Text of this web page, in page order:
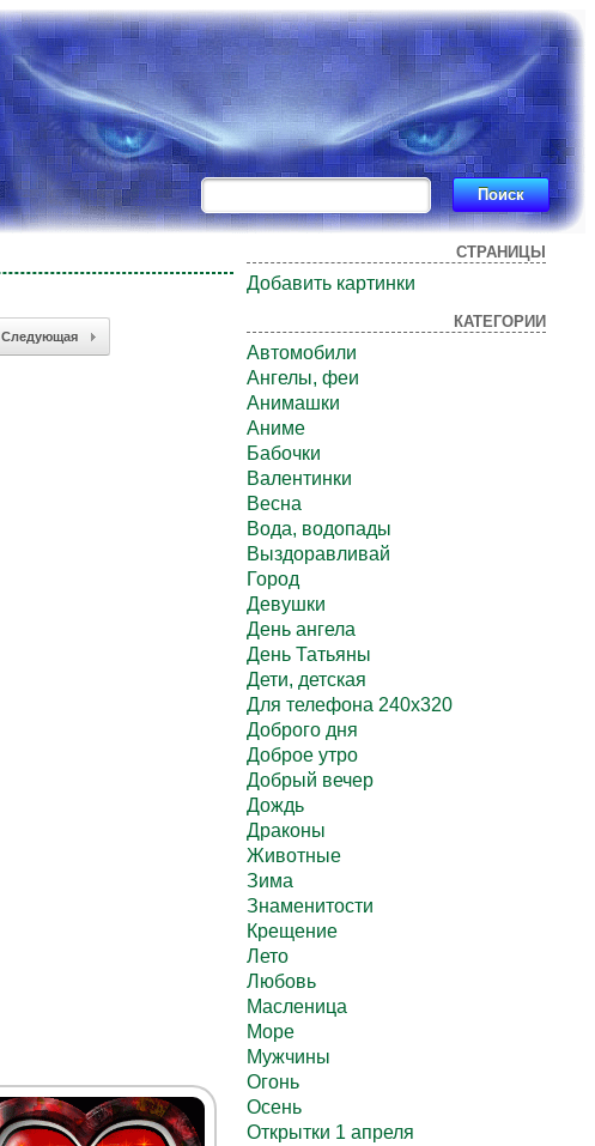
Следующая
СТРАНИЦЫ
Добавить картинки
КАТЕГОРИИ
Автомобили
Ангелы, феи
Анимашки
Аниме
Бабочки
Валентинки
Весна
Вода, водопады
Выздоравливай
Город
Девушки
День ангела
День Татьяны
Дети, детская
Для телефона 240х320
Доброго дня
Доброе утро
Добрый вечер
Дождь
Драконы
Животные
Зима
Знаменитости
Крещение
Лето
Любовь
Масленица
Море
Мужчины
Огонь
Осень
Открытки 1 апреля